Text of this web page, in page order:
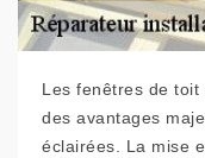
Les fenêtres de
des avantages
éclairées. La mise